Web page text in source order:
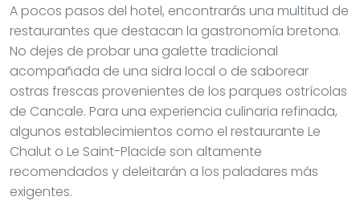
A pocos pasos del hotel, encontrarás una multitud de
restaurantes que destacan la gastronomía bretona.
No dejes de probar una galette tradicional
acompañada de una sidra local o de saborear
ostras frescas provenientes de los parques ostrícolas
de Cancale. Para una experiencia culinaria refinada,
algunos establecimientos como el restaurante Le
Chalut o Le Saint-Placide son altamente
recomendados y deleitarán a los paladares más
exigentes.